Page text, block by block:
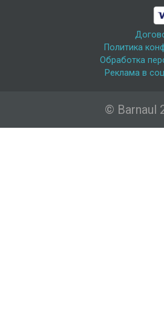
Политика
Обработка
Реклама в
© Barnaul